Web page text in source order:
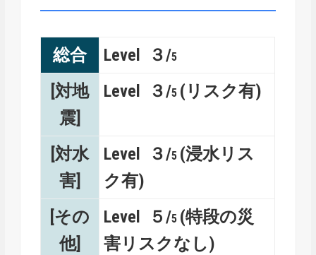
総合 Level ３/5
[対地
震]
Level ３/5 (リスク有)
[対水
害]
Level ３/5 (浸水リス
ク有)
[その
他]
Level ５/5 (特段の災
害リスクなし)